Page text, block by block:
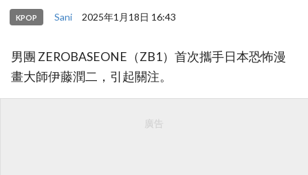
KPOP Sani 2025年1月18日 16:43
男團 ZEROBASEONE（ZB1）首次攜手日本恐怖漫
畫大師伊藤潤二，引起關注。
廣告